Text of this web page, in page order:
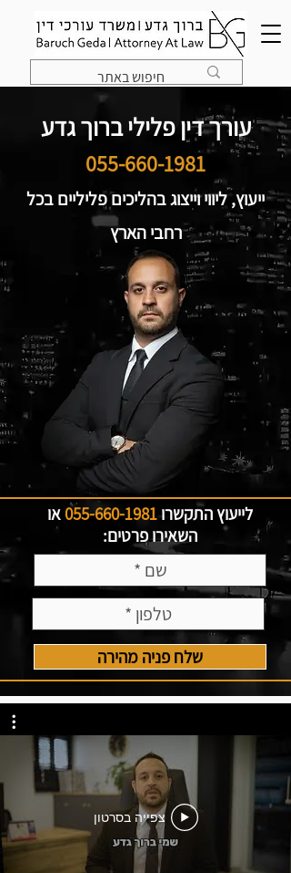
עורך דין פלילי ברוך גדע
055-660-1981
ייעוץ, ליווי וייצוג בהליכים פליליים בכל
רחבי הארץ
לייעוץ התקשרו055-660-1981או
השאירו פרטים:
שלח פניה מהירה
צפייה בסרטון